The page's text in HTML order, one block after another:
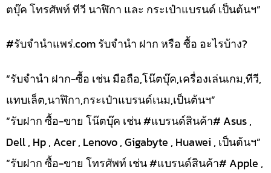
ตบุ๊ค โทรศัพท์ ทีวี นาฬิกา และ กระเป๋าแบรนด์ เป็นต้นฯ”
#รับจํานําแพร่.com รับจำนำ ฝาก หรือ ซื้อ อะไรบ้าง?
“รับจำนำ ฝาก-ซื้อ เช่น มือถือ,โน๊ตบุ๊ค,เครื่องเล่นเกม,ทีวี,
แทบเล็ต,นาฬิกา,กระเป๋าแบรนด์เนม,เป็นต้นฯ”
“รับฝาก ซื้อ-ขาย โน๊ตบุ๊ค เช่น #แบรนด์สินค้า# Asus ,
Dell , Hp , Acer , Lenovo , Gigabyte , Huawei , เป็นต้นฯ”
“รับฝาก ซื้อ-ขาย โทรศัพท์ เช่น #แบรนด์สินค้า# Apple ,